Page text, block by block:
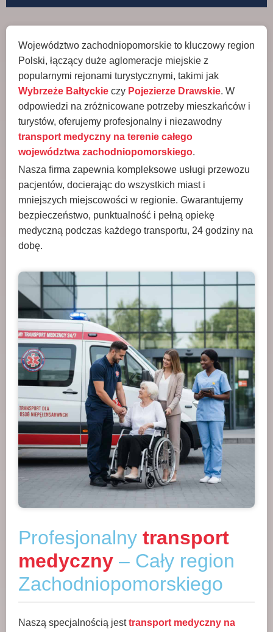
Województwo zachodniopomorskie to kluczowy region
Polski, łączący duże aglomeracje miejskie z
popularnymi rejonami turystycznymi, takimi jak
Wybrzeże Bałtyckie czy Pojezierze Drawskie. W
odpowiedzi na zróżnicowane potrzeby mieszkańców i
turystów, oferujemy profesjonalny i niezawodny
transport medyczny na terenie całego
województwa zachodniopomorskiego.
Nasza firma zapewnia kompleksowe usługi przewozu
pacjentów, docierając do wszystkich miast i
mniejszych miejscowości w regionie. Gwarantujemy
bezpieczeństwo, punktualność i pełną opiekę
medyczną podczas każdego transportu, 24 godziny na
dobę.
Profesjonalny transport
medyczny – Cały region
Zachodniopomorskiego
Naszą specjalnością jesttransport medyczny na